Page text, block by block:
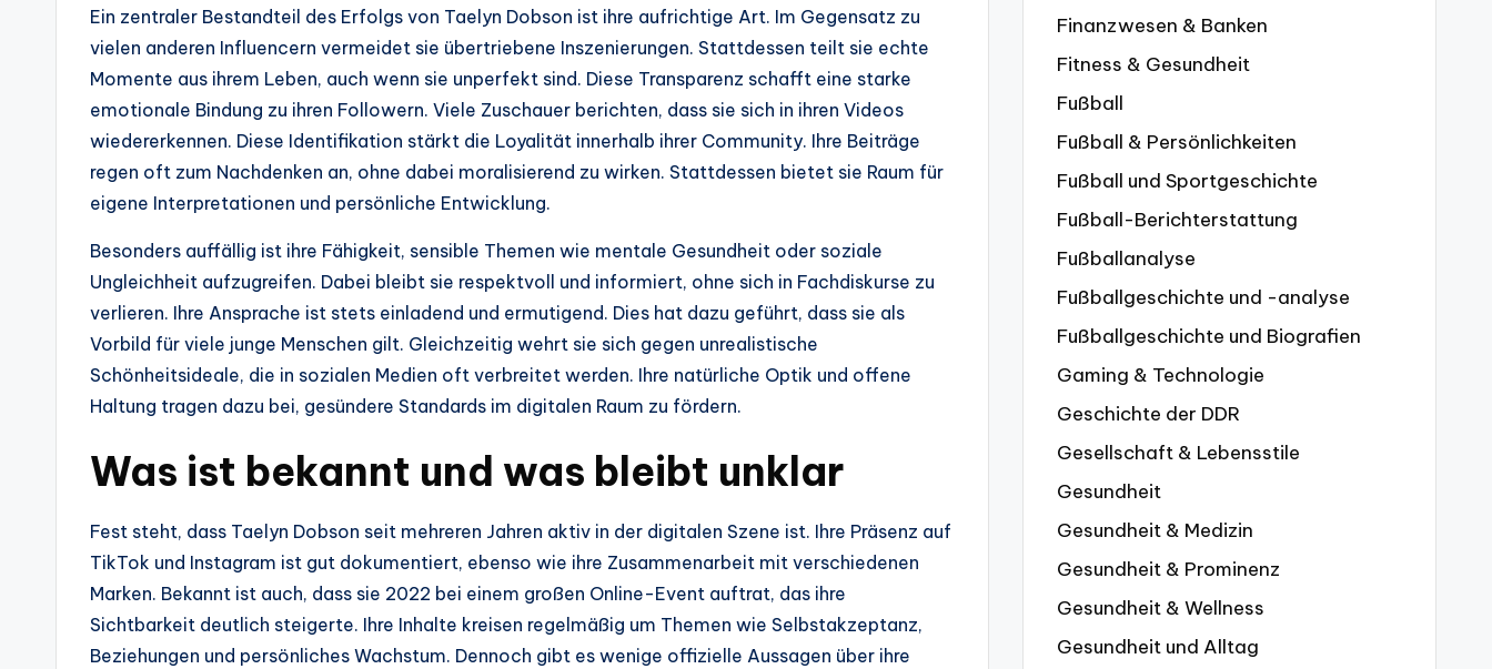
Ein zentraler Bestandteil des Erfolgs von Taelyn Dobson ist ihre aufrichtige Art. Im Gegensatz zu
vielen anderen Influencern vermeidet sie übertriebene Inszenierungen. Stattdessen teilt sie echte
Momente aus ihrem Leben, auch wenn sie unperfekt sind. Diese Transparenz schafft eine starke
emotionale Bindung zu ihren Followern. Viele Zuschauer berichten, dass sie sich in ihren Videos
wiedererkennen. Diese Identifikation stärkt die Loyalität innerhalb ihrer Community. Ihre Beiträge
regen oft zum Nachdenken an, ohne dabei moralisierend zu wirken. Stattdessen bietet sie Raum für
eigene Interpretationen und persönliche Entwicklung.
Besonders auffällig ist ihre Fähigkeit, sensible Themen wie mentale Gesundheit oder soziale
Ungleichheit aufzugreifen. Dabei bleibt sie respektvoll und informiert, ohne sich in Fachdiskurse zu
verlieren. Ihre Ansprache ist stets einladend und ermutigend. Dies hat dazu geführt, dass sie als
Vorbild für viele junge Menschen gilt. Gleichzeitig wehrt sie sich gegen unrealistische
Schönheitsideale, die in sozialen Medien oft verbreitet werden. Ihre natürliche Optik und offene
Haltung tragen dazu bei, gesündere Standards im digitalen Raum zu fördern.
Was ist bekannt und was bleibt unklar
Fest steht, dass Taelyn Dobson seit mehreren Jahren aktiv in der digitalen Szene ist. Ihre Präsenz auf
TikTok und Instagram ist gut dokumentiert, ebenso wie ihre Zusammenarbeit mit verschiedenen
Marken. Bekannt ist auch, dass sie 2022 bei einem großen Online-Event auftrat, das ihre
Sichtbarkeit deutlich steigerte. Ihre Inhalte kreisen regelmäßig um Themen wie Selbstakzeptanz,
Beziehungen und persönliches Wachstum. Dennoch gibt es wenige offizielle Aussagen über ihre
Finanzwesen & Banken
Fitness & Gesundheit
Fußball
Fußball & Persönlichkeiten
Fußball und Sportgeschichte
Fußball-Berichterstattung
Fußballanalyse
Fußballgeschichte und -analyse
Fußballgeschichte und Biografien
Gaming & Technologie
Geschichte der DDR
Gesellschaft & Lebensstile
Gesundheit
Gesundheit & Medizin
Gesundheit & Prominenz
Gesundheit & Wellness
Gesundheit und Alltag